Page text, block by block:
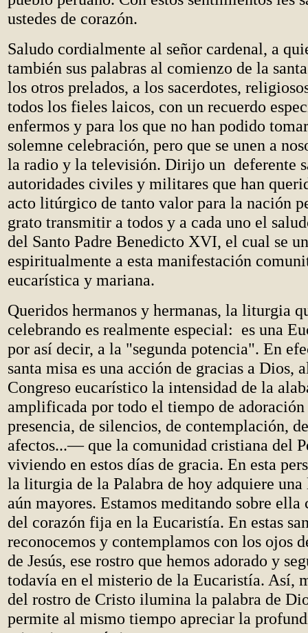
ustedes de corazón.
Saludo cordialmente al señor cardenal, a
también sus palabras al comienzo de la
los otros prelados, a los sacerdotes,
todos los fieles laicos, con un recuerdo
enfermos y para los que no han podido
solemne celebración, pero que se unen a
la radio y la televisión. Dirijo un deferente
autoridades civiles y militares que han
acto litúrgico de tanto valor para la nación
grato transmitir a todos y a cada uno el
del Santo Padre Benedicto XVI, el cual se
espiritualmente a esta manifestación
eucarística y mariana.
Queridos hermanos y hermanas, la liturgia
celebrando es realmente especial: es una
por así decir, a la "segunda potencia". En
santa misa es una acción de gracias a Dios,
Congreso eucarístico la intensidad de la
amplificada por todo el tiempo de
presencia, de silencios, de contemplación,
afectos...— que la comunidad cristiana del
viviendo en estos días de gracia. En esta
la liturgia de la Palabra de hoy adquiere
aún mayores. Estamos meditando sobre ella
del corazón fija en la Eucaristía. En estas
reconocemos y contemplamos con los ojos
de Jesús, ese rostro que hemos adorado y
todavía en el misterio de la Eucaristía. Así,
del rostro de Cristo ilumina la palabra de
permite al mismo tiempo apreciar la